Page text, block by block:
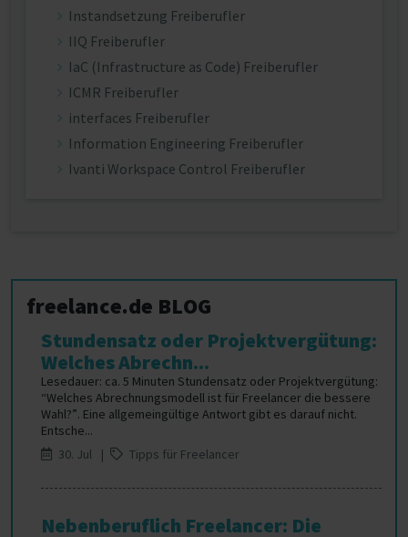
Instandsetzung Freiberufler
IIQ Freiberufler
IaC (Infrastructure as Code) Freiberufler
ICMR Freiberufler
interfaces Freiberufler
Information Engineering Freiberufler
Ivanti Workspace Control Freiberufler
freelance.de BLOG
Stundensatz oder Projektvergütung:
Welches Abrechn...
Lesedauer: ca. 5 Minuten Stundensatz oder Projektvergütung:
“Welches Abrechnungsmodell ist für Freelancer die bessere
Wahl?”. Eine allgemeingültige Antwort gibt es darauf nicht.
Entsche...
30. Jul |
Tipps für Freelancer
Nebenberuflich Freelancer: Die